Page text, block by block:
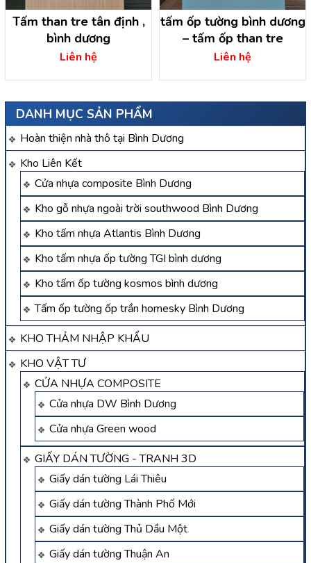
DANH MỤC SẢN PHẨM
Hoàn thiện nhà thô tại Bình Dương
Kho Liên Kết
Cửa nhựa composite Bình Dương
Kho gỗ nhựa ngoài trời southwood Bình Dương
Kho tấm nhựa Atlantis Bình Dương
Kho tấm nhựa ốp tường TGI bình dương
Kho tấm ốp tường kosmos bình dương
Tấm ốp tường ốp trần homesky Bình Dương
KHO THẢM NHẬP KHẨU
KHO VẬT TƯ
CỬA NHỰA COMPOSITE
Cửa nhựa DW Bình Dương
Cửa nhựa Green wood
GIẤY DÁN TƯỜNG - TRANH 3D
Giấy dán tường Lái Thiêu
Giấy dán tường Thành Phố Mới
Giấy dán tường Thủ Dầu Một
Giấy dán tường Thuận An
Tấm than tre tân định ,
bình dương
Liên hệ
tấm ốp tường bình dương
– tấm ốp than tre
Liên hệ